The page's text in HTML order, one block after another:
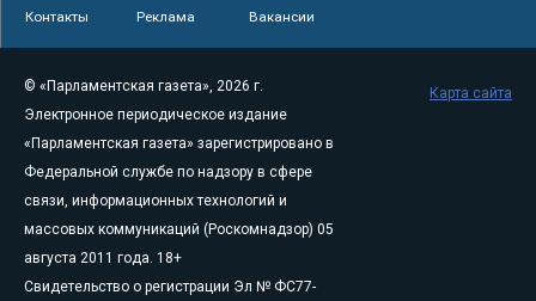
Контакты Реклама Вакансии
© «Парламентская газета», 2026 г.
Электронное периодическое издание
«Парламентская газета» зарегистрировано в
Федеральной службе по надзору в сфере
связи, информационных технологий и
массовых коммуникаций (Роскомнадзор) 05
августа 2011 года. 18+
Свидетельство о регистрации Эл № ФС77-
Карта сайта